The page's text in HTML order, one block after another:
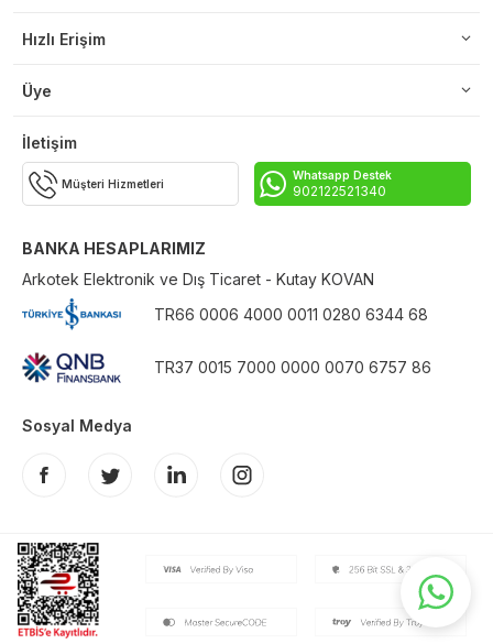
Hızlı Erişim
Üye
İletişim
Müşteri Hizmetleri
Whatsapp Destek
902122521340
BANKA HESAPLARIMIZ
Arkotek Elektronik ve Dış Ticaret - Kutay KOVAN
TR66 0006 4000 0011 0280 6344 68
TR37 0015 7000 0000 0070 6757 86
Sosyal Medya